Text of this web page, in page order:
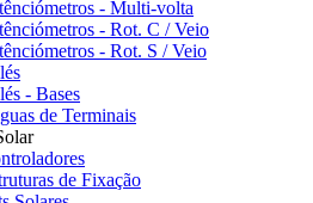
- Multi-volta
- Rot. C / Veio
- Rot. S / Veio
- Bases
de Terminais
de Fixação